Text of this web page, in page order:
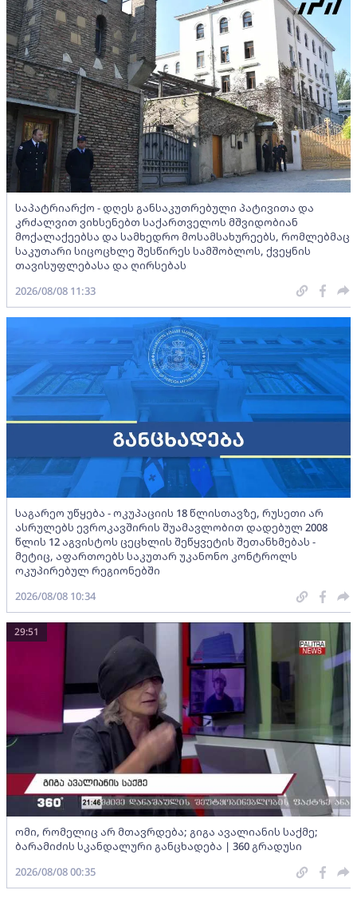
საპატრიარქო - დღეს განსაკუთრებული პატივითა და
კრძალვით ვიხსენებთ საქართველოს მშვიდობიან
მოქალაქეებსა და სამხედრო მოსამსახურეებს, რომლებმაც
საკუთარი სიცოცხლე შესწირეს სამშობლოს, ქვეყნის
თავისუფლებასა და ღირსებას
2026/08/08 11:33
საგარეო უწყება - ოკუპაციის 18 წლისთავზე, რუსეთი არ
ასრულებს ევროკავშირის შუამავლობით დადებულ 2008
წლის 12 აგვისტოს ცეცხლის შეწყვეტის შეთანხმებას -
მეტიც, აფართოებს საკუთარ უკანონო კონტროლს
ოკუპირებულ რეგიონებში
2026/08/08 10:34
ომი, რომელიც არ მთავრდება; გიგა ავალიანის საქმე;
ბარამიძის სკანდალური განცხადება | 360 გრადუსი
29:51
2026/08/08 00:35